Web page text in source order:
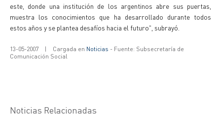
este, donde una institución de los argentinos abre sus puertas,
muestra los conocimientos que ha desarrollado durante todos
estos años y se plantea desafíos hacia el futuro", subrayó.
13-05-2007 | Cargada en Noticias - Fuente: Subsecretaría de
Comunicación Social
Noticias Relacionadas